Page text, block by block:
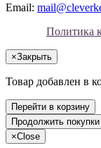
Email:
Политика
×Закрыть
Товар добавлен в
Перейти в корзину
Продолжить покупки
×Close